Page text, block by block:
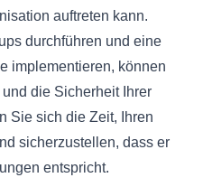
auftreten kann.
durchführen und eine
implementieren, können
die Sicherheit Ihrer
Sie sich die Zeit, Ihren
sicherzustellen, dass er
entspricht.